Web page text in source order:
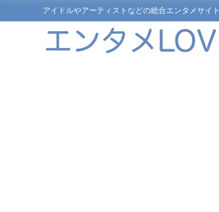
アイドルやアーティストなどの総合エンタメサイト